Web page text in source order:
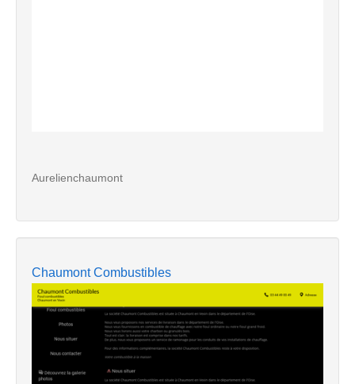
Aurelienchaumont
Chaumont Combustibles